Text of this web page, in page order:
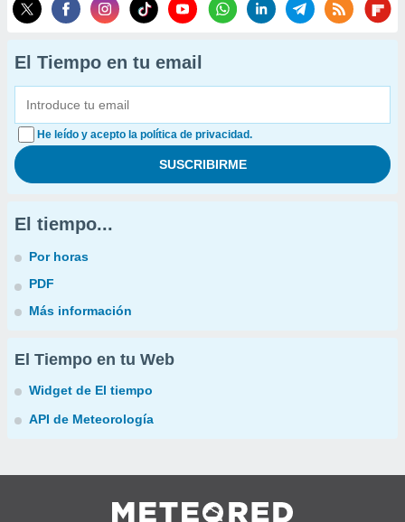
El Tiempo en tu email
He leído y acepto la política de privacidad.
El tiempo...
Por horas
PDF
Más información
El Tiempo en tu Web
Widget de El tiempo
API de Meteorología